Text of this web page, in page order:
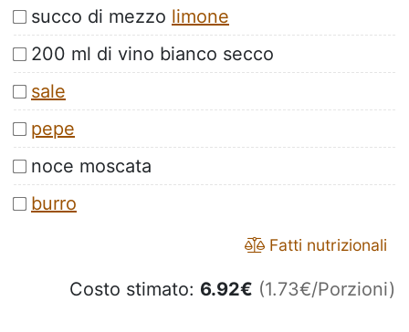
succo di mezzo limone
200 ml di vino bianco secco
sale
pepe
noce moscata
burro
Fatti nutrizionali
Costo stimato: 6.92€ (1.73€/Porzioni)